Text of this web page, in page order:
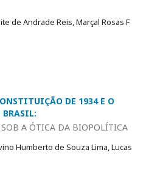
de Andrade Reis, Marçal Rosas F
DE 1934 E O
BRASIL:
A ÓTICA DA BIOPOLÍTICA
Humberto de Souza Lima, Lucas